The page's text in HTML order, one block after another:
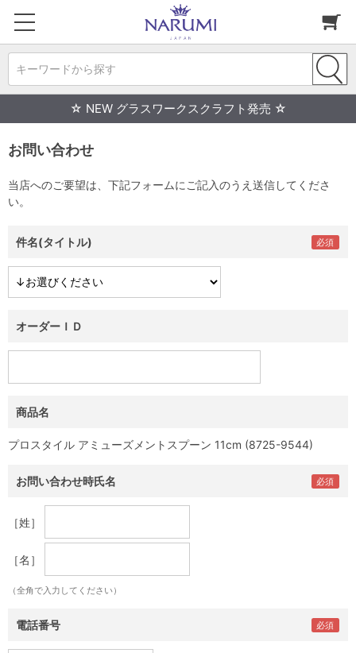
キーワードから探す
☆ NEW グラスワークスクラフト発売 ☆
お問い合わせ
当店へのご要望は、下記フォームにご記入のうえ送信してくださ
い。
件名(タイトル)
オーダーＩＤ
商品名
プロスタイル アミューズメントスプーン 11cm (8725-9544)
お問い合わせ時氏名
［姓］
［名］
（全角で入力してください）
電話番号